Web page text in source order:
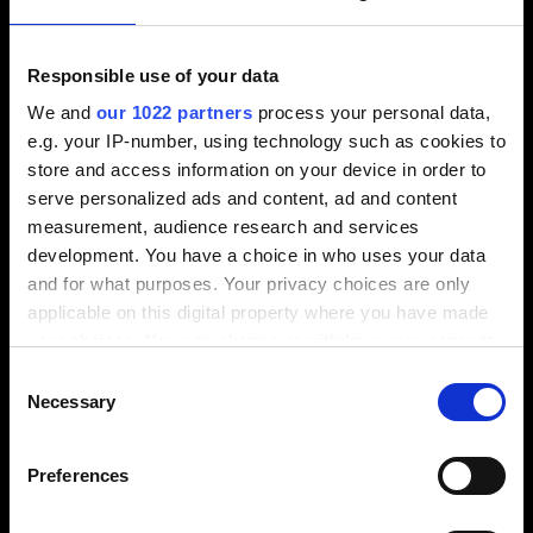
Responsible use of your data
We and our 1022 partners process your personal data,
e.g. your IP-number, using technology such as cookies to
store and access information on your device in order to
serve personalized ads and content, ad and content
measurement, audience research and services
development. You have a choice in who uses your data
and for what purposes. Your privacy choices are only
applicable on this digital property where you have made
the Privacy trigger icon.
Collect information about your geographical
Selection
Necessary
Preferences
5. Virtuelle Maschine
konfigurieren
Die gesamte Maschinenlogik wird in der virtuellen
Maschine hinterlegt: Dazu werden alle an der
Maschine erfassten Werte – wie die Lage der
Endschalter, Werkzeugwechselpositionen,
Referenzpunkte oder Sicherheitspositionen – in die
Gleichzeitig werden die einzelnen Elemente in einer
sogenannten „kinematischen Kette“ strukturell
Zusätzlich lässt sich in der Kollisionsmatrix